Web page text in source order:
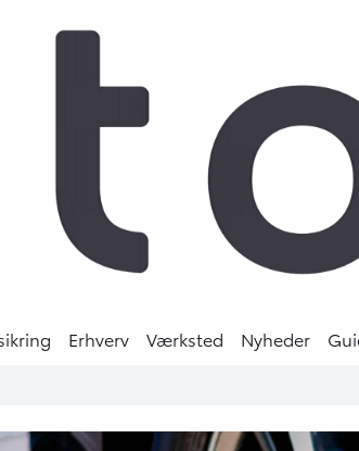
Erhverv Værksted Nyheder